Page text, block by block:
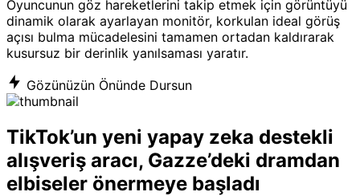
Oyuncunun göz hareketlerini takip etmek için görüntüyü
dinamik olarak ayarlayan monitör, korkulan ideal görüş
açısı bulma mücadelesini tamamen ortadan kaldırarak
kusursuz bir derinlik yanılsaması yaratır.
Gözünüzün Önünde Dursun
TikTok’un yeni yapay zeka destekli
alışveriş aracı, Gazze’deki dramdan
elbiseler önermeye başladı